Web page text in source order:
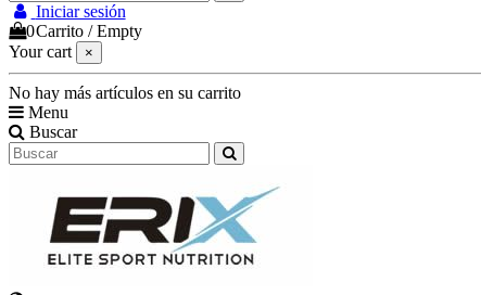
Iniciar sesión
0Carrito /Empty
Your cart
×
No hay más artículos en su carrito
Menu
Buscar